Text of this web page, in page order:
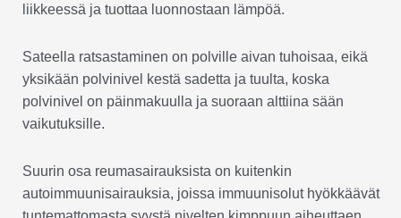
liikkeessä ja tuottaa luonnostaan lämpöä.
Sateella ratsastaminen on polville aivan tuhoisaa, eikä
yksikään polvinivel kestä sadetta ja tuulta, koska
polvinivel on päinmakuulla ja suoraan alttiina sään
vaikutuksille.
Suurin osa reumasairauksista on kuitenkin
autoimmuunisairauksia, joissa immuunisolut hyökkäävät